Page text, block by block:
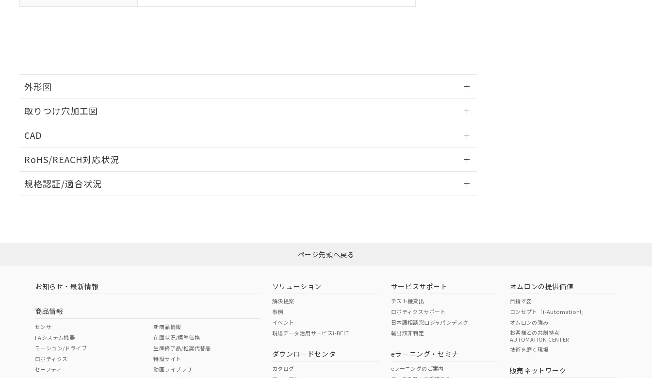
外形図
取りつけ穴加工図
CAD
RoHS/REACH対応状況
EU RoHS 注意事項・凡例
ダウンロードはこちら
中国 RoHS 注意事項・凡例
中国 RoHS表
Pb Hg Cr(VI)
規格認証/適合状況
ページ先頭へ戻る
お知らせ・最新情報
商品情報
センサ
FAシステム機器
モーション/ドライブ
ロボティクス
セーフティ
新商品情報
在庫状況/標準価格
生産終了品/推奨代替品
特設サイト
動画ライブラリ
ソリューション
解決提案
事例
イベント
現場データ活用サービスi-BELT
ダウンロードセンタ
カタログ
サービスサポート
テスト機貸出
ロボティクスサポート
日本語相談窓口ジャパンデスク
輸出該非判定
eラーニング・セミナ
eラーニングのご案内
オムロンの提供価値
目指す姿
コンセプト「i-Automation!」
オムロンの強み
お客様との共創拠点
AUTOMATION CENTER
技術を磨く現場
販売ネットワーク